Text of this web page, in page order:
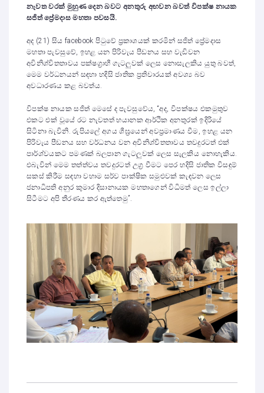
නැවත වරක් මුහුණ දෙන බවට අනතුරු අඟවන බවත් විපක්ෂ නායක
සජිත් ප්‍රේමදාස මහතා පවසයි.
අද (21) සිය facebook පිටුවේ ප්‍රකාශයක් කරමින් සජිත් ප්‍රේමදාස
මහතා පැවසුවේ, ඉහළ යන පිරිවැය පීඩනය සහ වැඩිවන
අවිනිශ්චිතතාවය පක්ෂග්‍රාහී ගැටලුවක් ලෙස නොසැලකිය යුතු බවත්,
මෙම වර්ධනයන් සඳහා හදිසි ජාතික ප්‍රතිචාරයක් අවශ්‍ය බව
අවධාරණය කළ බවත්ය.
විපක්ෂ නායක සජිත් මෙසේ ද පැවසුවේය, “අද, විපක්ෂය එකමුතුව
එකට එක් වූයේ රට නැවතත් භයානක ආර්ථික අනතුරක් ඉදිරියේ
සිටිනා බැවිනි. රුපියලේ අගය ශීඝ්‍රයෙන් අවප්‍රමාණය වීම, ඉහළ යන
පිරිවැය පීඩනය සහ වර්ධනය වන අවිනිශ්චිතතාවය තවදුරටත් එක්
පාර්ශ්වයකට පමණක් බලපාන ගැටලුවක් ලෙස සැලකිය නොහැකිය.
එබැවින් මෙම තත්ත්වය තවදුරටත් උග්‍ර වීමට පෙර හදිසි ජාතික විසඳුම්
සකස් කිරීම සඳහා වහාම සර්ව පාක්ෂික සමුළුවක් කැඳවන ලෙස
ජනාධිපති අනුර කුමාර දිසානායක මහතාගෙන් විධිමත් ලෙස ඉල්ලා
සිටීමට අපි තීරණය කර ඇත්තෙමු”.